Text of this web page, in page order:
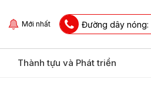
Mới nhất Đường dây nóng:
Thành tựu và Phát triển